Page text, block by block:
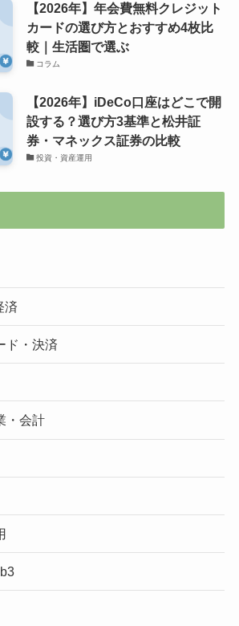
【2026年】年会費無料クレジット
カードの選び方とおすすめ4枚比
較｜生活圏で選ぶ
コラム
【2026年】iDeCo口座はどこで開
設する？選び方3基準と松井証
券・マネックス証券の比較
投資・資産運用
済
ド・決済
・会計